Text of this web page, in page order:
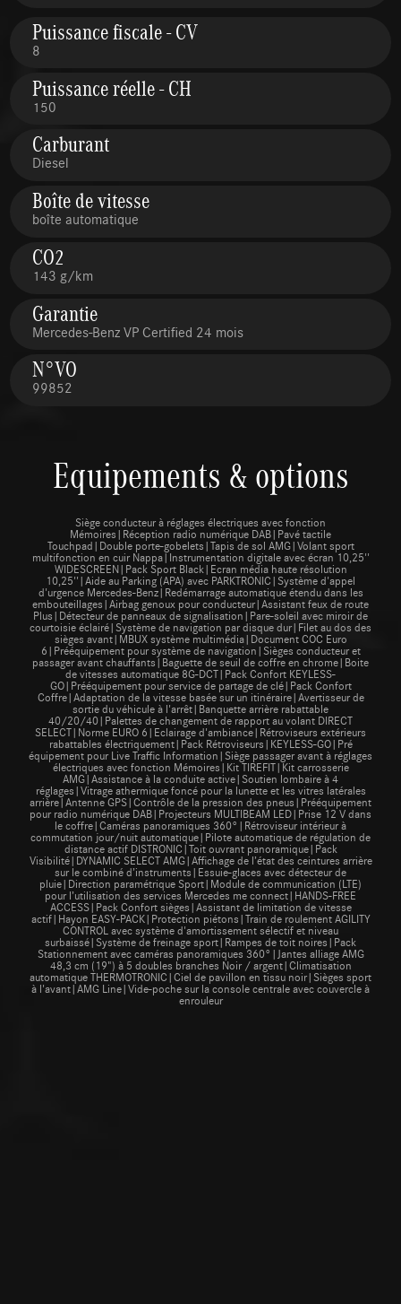
Puissance fiscale - CV
8
Puissance réelle - CH
150
Carburant
Diesel
Boîte de vitesse
boîte automatique
CO2
143 g/km
Garantie
Mercedes-Benz VP Certified 24 mois
N°VO
99852
Equipements & options
Siège conducteur à réglages électriques avec fonction
Mémoires|Réception radio numérique DAB|Pavé tactile
Touchpad|Double porte-gobelets|Tapis de sol AMG|Volant sport
multifonction en cuir Nappa|Instrumentation digitale avec écran 10,25''
WIDESCREEN|Pack Sport Black|Ecran média haute résolution
10,25''|Aide au Parking (APA) avec PARKTRONIC|Système d'appel
d'urgence Mercedes-Benz|Redémarrage automatique étendu dans les
embouteillages|Airbag genoux pour conducteur|Assistant feux de route
Plus|Détecteur de panneaux de signalisation|Pare-soleil avec miroir de
courtoisie éclairé|Système de navigation par disque dur|Filet au dos des
sièges avant|MBUX système multimédia|Document COC Euro
6|Prééquipement pour système de navigation|Sièges conducteur et
passager avant chauffants|Baguette de seuil de coffre en chrome|Boite
de vitesses automatique 8G-DCT|Pack Confort KEYLESS-
GO|Prééquipement pour service de partage de clé|Pack Confort
Coffre|Adaptation de la vitesse basée sur un itinéraire|Avertisseur de
sortie du véhicule à l'arrêt|Banquette arrière rabattable
40/20/40|Palettes de changement de rapport au volant DIRECT
SELECT|Norme EURO 6|Eclairage d'ambiance|Rétroviseurs extérieurs
rabattables électriquement|Pack Rétroviseurs|KEYLESS-GO|Pré
équipement pour Live Traffic Information|Siège passager avant à réglages
électriques avec fonction Mémoires|Kit TIREFIT|Kit carrosserie
AMG|Assistance à la conduite active|Soutien lombaire à 4
réglages|Vitrage athermique foncé pour la lunette et les vitres latérales
arrière|Antenne GPS|Contrôle de la pression des pneus|Prééquipement
pour radio numérique DAB|Projecteurs MULTIBEAM LED|Prise 12 V dans
le coffre|Caméras panoramiques 360°|Rétroviseur intérieur à
commutation jour/nuit automatique|Pilote automatique de régulation de
distance actif DISTRONIC|Toit ouvrant panoramique|Pack
Visibilité|DYNAMIC SELECT AMG|Affichage de l’état des ceintures arrière
sur le combiné d’instruments|Essuie-glaces avec détecteur de
pluie|Direction paramétrique Sport|Module de communication (LTE)
pour l’utilisation des services Mercedes me connect|HANDS-FREE
ACCESS|Pack Confort sièges|Assistant de limitation de vitesse
actif|Hayon EASY-PACK|Protection piétons|Train de roulement AGILITY
CONTROL avec système d'amortissement sélectif et niveau
surbaissé|Système de freinage sport|Rampes de toit noires|Pack
Stationnement avec caméras panoramiques 360°|Jantes alliage AMG
48,3 cm (19") à 5 doubles branches Noir / argent|Climatisation
automatique THERMOTRONIC|Ciel de pavillon en tissu noir|Sièges sport
à l'avant|AMG Line|Vide-poche sur la console centrale avec couvercle à
enrouleur